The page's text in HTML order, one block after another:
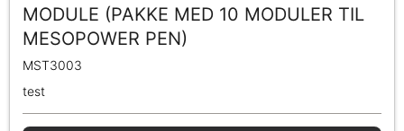
MODULE (PAKKE MED 10 MODULER TIL
MESOPOWER PEN)
MST3003
test